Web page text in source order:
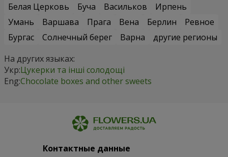
Белая Церковь
Буча Васильков
Ирпень
Умань
Варшава Прага Вена Берлин
Ревное
Бургас
Солнечный берег Варна
другие регионы
На других языках:
Укр:Цукерки та інші солодощі
Eng:Chocolate boxes and other sweets
Контактные данные